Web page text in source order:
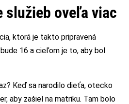
služieb oveľa viac
ktorá je takto pripravená
16 a cieľom je to, aby bol
Keď sa narodilo dieťa, otecko
aby zašiel na matriku. Tam bolo